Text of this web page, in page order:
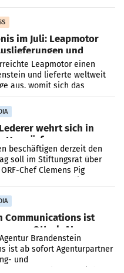
und der
im Juli: Leapmotor
und
100.000er-Marke
Leapmotor einen
und lieferte weltweit
aus, womit sich das
Juli 2025 mehr als
wehrt sich in
Vorwürfe
beschäftigen derzeit den
soll im Stiftungsrat über
Chef Clemens Pig
Communications ist
von OtterlyAI
Brandenstein
ist ab sofort Agenturpartner
und